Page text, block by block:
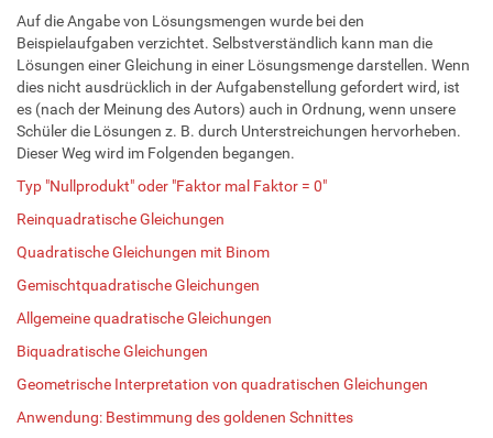
Auf die Angabe von Lösungsmengen wurde bei den
Beispielaufgaben verzichtet. Selbstverständlich kann man die
Lösungen einer Gleichung in einer Lösungsmenge darstellen. Wenn
dies nicht ausdrücklich in der Aufgabenstellung gefordert wird, ist
es (nach der Meinung des Autors) auch in Ordnung, wenn unsere
Schüler die Lösungen z. B. durch Unterstreichungen hervorheben.
Dieser Weg wird im Folgenden begangen.
Typ "Nullprodukt" oder "Faktor mal Faktor = 0"
Reinquadratische Gleichungen
Quadratische Gleichungen mit Binom
Gemischtquadratische Gleichungen
Allgemeine quadratische Gleichungen
Biquadratische Gleichungen
Geometrische Interpretation von quadratischen Gleichungen
Anwendung: Bestimmung des goldenen Schnittes